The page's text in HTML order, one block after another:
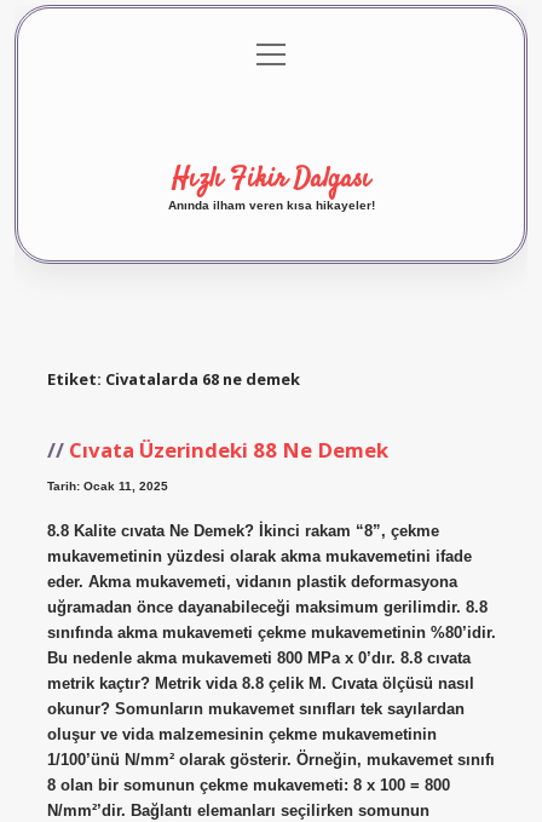
Gizlilik Politikası
menüyü
aç
Hızlı Fikir Dalgası
Anında ilham veren kısa hikayeler!
Etiket: Civatalarda 68 ne demek
Cıvata Üzerindeki 88 Ne Demek
Tarih: Ocak 11, 2025
8.8 Kalite cıvata Ne Demek? İkinci rakam “8”, çekme
mukavemetinin yüzdesi olarak akma mukavemetini ifade
eder. Akma mukavemeti, vidanın plastik deformasyona
uğramadan önce dayanabileceği maksimum gerilimdir. 8.8
sınıfında akma mukavemeti çekme mukavemetinin %80’idir.
Bu nedenle akma mukavemeti 800 MPa x 0’dır. 8.8 cıvata
metrik kaçtır? Metrik vida 8.8 çelik M. Cıvata ölçüsü nasıl
okunur? Somunların mukavemet sınıfları tek sayılardan
oluşur ve vida malzemesinin çekme mukavemetinin
1/100’ünü N/mm² olarak gösterir. Örneğin, mukavemet sınıfı
8 olan bir somunun çekme mukavemeti: 8 x 100 = 800
N/mm²’dir. Bağlantı elemanları seçilirken somunun